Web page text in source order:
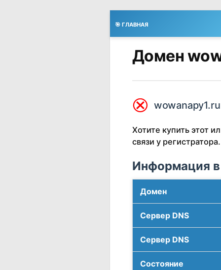
🎯 ГЛАВНАЯ
Домен
⮿ wowanapy1.ru
Хотите купить этот
связи у регистратора.
Информация в
Домен
Сервер DNS
Сервер DNS
Соcтояние